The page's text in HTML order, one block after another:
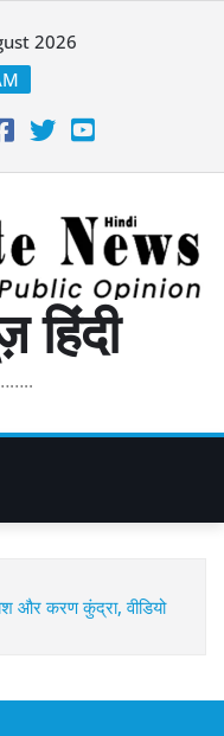
2026
हिंदी
और करण कुंद्रा, वीडियो